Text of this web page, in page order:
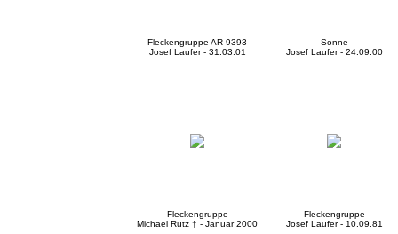
Fleckengruppe AR 9393
Josef Laufer - 31.03.01
Sonne
Josef Laufer - 24.09.00
Fleckengruppe
Michael Rutz † - Januar 2000
Fleckengruppe
Josef Laufer - 10.09.81